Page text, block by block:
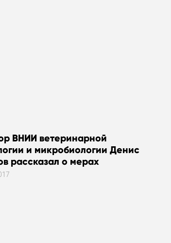
ВНИИ ветеринарной
и микробиологии Денис
рассказал о мерах
против птичьего гриппа в